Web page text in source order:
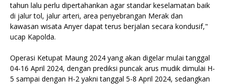
tahun lalu perlu dipertahankan agar standar keselamatan baik
di jalur tol, jalur arteri, area penyebrangan Merak dan
kawasan wisata Anyer dapat terus berjalan secara kondusif,"
ucap Kapolda.
Operasi Ketupat Maung 2024 yang akan digelar mulai tanggal
04-16 April 2024, dengan prediksi puncak arus mudik dimulai H-
5 sampai dengan H-2 yakni tanggal 5-8 April 2024, sedangkan